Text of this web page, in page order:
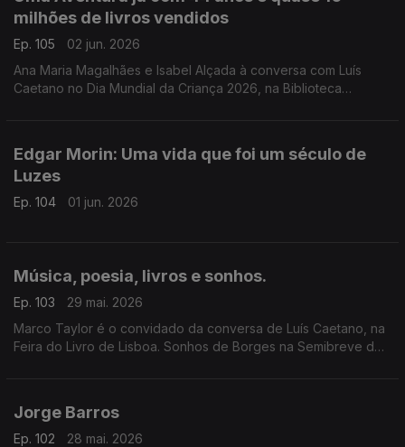
milhões de livros vendidos
Ep. 105
02 jun. 2026
Ana Maria Magalhães e Isabel Alçada à conversa com Luís
Caetano no Dia Mundial da Criança 2026, na Biblioteca
Edgar Morin: Uma vida que foi um século de
Luzes
Ep. 104 01 jun. 2026
Música, poesia, livros e sonhos.
Ep. 103
29 mai. 2026
Marco Taylor é o convidado da conversa de Luís Caetano, na
Feira do Livro de Lisboa. Sonhos de Borges na Semibreve de
Jorge Barros
Ep. 102
28 mai. 2026